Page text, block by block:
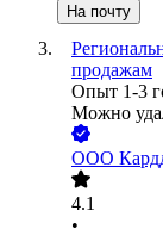
На почту
продажам
Опыт 1-3
Можно
ООО
4.1